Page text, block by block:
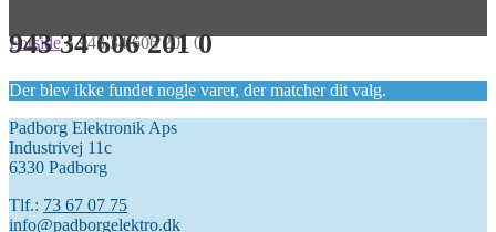
Forside»943 34 606 201 0
943 34 606 201 0
Der blev ikke fundet nogle varer, der matcher dit valg.
Padborg Elektronik Aps
Industrivej 11c
6330 Padborg
Tlf.: 73 67 07 75
info@padborgelektro.dk